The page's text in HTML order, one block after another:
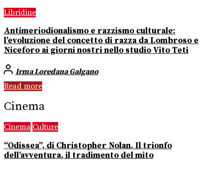
Libridine
Antimeriodionalismo e razzismo culturale:
l’evoluzione del concetto di razza da Lombroso e
Niceforo ai giorni nostri nello studio Vito Teti
Irma Loredana Galgano
Read more
Cinema
Cinema Culture
“Odissea”, di Christopher Nolan. Il trionfo
dell’avventura, il tradimento del mito